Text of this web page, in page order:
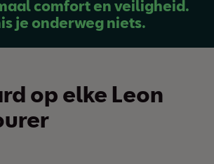
comfort en veiligheid.
je onderweg niets.
op elke Leon